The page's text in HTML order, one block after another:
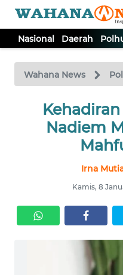
Nasional Daerah
Wahana News
Nadiem
Irna
Kamis, 8
TV
Tutup
NASIONAL
KRIMINAL